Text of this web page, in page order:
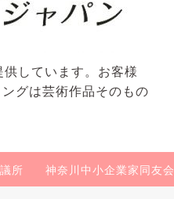
しています。お客様
グは芸術作品そのもの
所 神奈川中小企業家同友会